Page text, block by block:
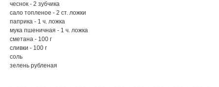
чеснок - 2 зубчика
сало топленое - 2 ст. ложки
паприка - 1 ч. ложка
мука пшеничная - 1 ч. ложка
сметана - 100 г
сливки - 100 г
соль
зелень рубленая